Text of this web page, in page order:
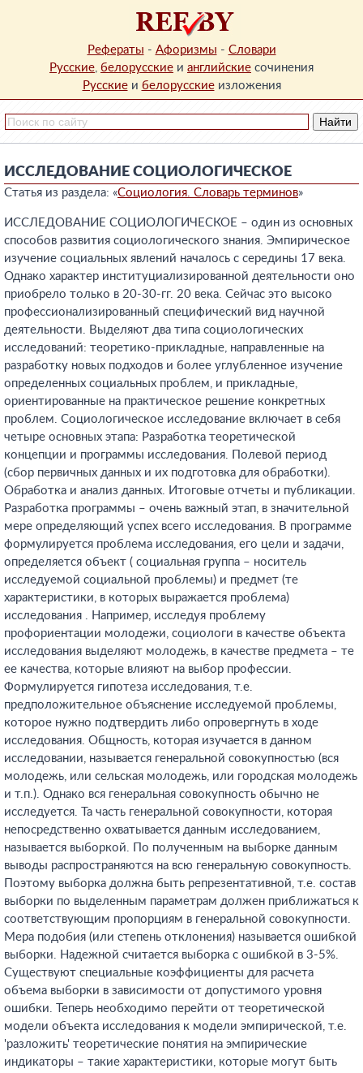
Рефераты - Афоризмы - Словари
Русские, белорусские и английские сочинения
Русскиеи белорусскиеизложения
ИССЛЕДОВАНИЕ СОЦИОЛОГИЧЕСКОЕ
Статья из раздела: «Социология. Словарь терминов»
ИССЛЕДОВАНИЕ СОЦИОЛОГИЧЕСКОЕ – один из основных
способов развития социологического знания. Эмпирическое
изучение социальных явлений началось с середины 17 века.
Однако характер институциализированной деятельности оно
приобрело только в 20-30-гг. 20 века. Сейчас это высоко
профессионализированный специфический вид научной
деятельности. Выделяют два типа социологических
исследований: теоретико-прикладные, направленные на
разработку новых подходов и более углубленное изучение
определенных социальных проблем, и прикладные,
ориентированные на практическое решение конкретных
проблем. Социологическое исследование включает в себя
четыре основных этапа: Разработка теоретической
концепции и программы исследования. Полевой период
(сбор первичных данных и их подготовка для обработки).
Обработка и анализ данных. Итоговые отчеты и публикации.
Разработка программы – очень важный этап, в значительной
мере определяющий успех всего исследования. В программе
формулируется проблема исследования, его цели и задачи,
определяется объект ( социальная группа – носитель
исследуемой социальной проблемы) и предмет (те
характеристики, в которых выражается проблема)
исследования . Например, исследуя проблему
профориентации молодежи, социологи в качестве объекта
исследования выделяют молодежь, в качестве предмета – те
ее качества, которые влияют на выбор профессии.
Формулируется гипотеза исследования, т.е.
предположительное объяснение исследуемой проблемы,
которое нужно подтвердить либо опровергнуть в ходе
исследования. Общность, которая изучается в данном
исследовании, называется генеральной совокупностью (вся
молодежь, или сельская молодежь, или городская молодежь
и т.п.). Однако вся генеральная совокупность обычно не
исследуется. Та часть генеральной совокупности, которая
непосредственно охватывается данным исследованием,
называется выборкой. По полученным на выборке данным
выводы распространяются на всю генеральную совокупность.
Поэтому выборка должна быть репрезентативной, т.е. состав
выборки по выделенным параметрам должен приближаться к
соответствующим пропорциям в генеральной совокупности.
Мера подобия (или степень отклонения) называется ошибкой
выборки. Надежной считается выборка с ошибкой в 3-5%.
Существуют специальные коэффициенты для расчета
объема выборки в зависимости от допустимого уровня
ошибки. Теперь необходимо перейти от теоретической
модели объекта исследования к модели эмпирической, т.е.
'разложить' теоретические понятия на эмпирические
индикаторы – такие характеристики, которые могут быть